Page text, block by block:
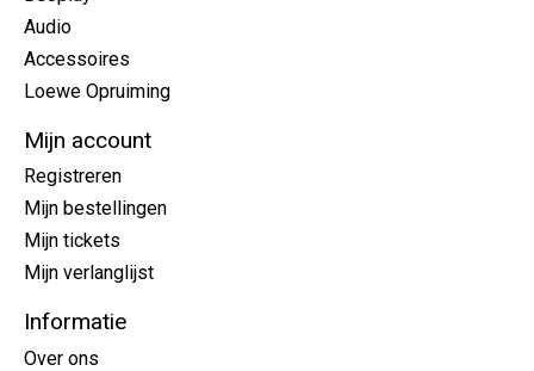
Audio
Accessoires
Loewe Opruiming
Mijn account
Registreren
Mijn bestellingen
Mijn tickets
Mijn verlanglijst
Informatie
Over ons